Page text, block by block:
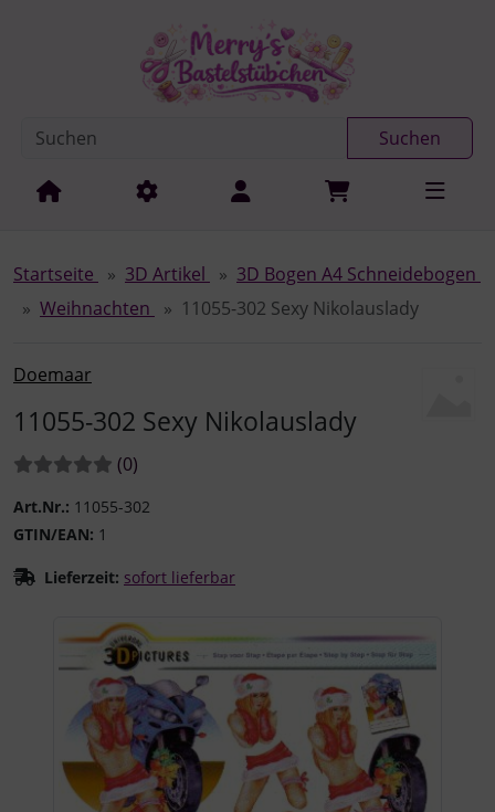
Springe zur Navigation
Suchen
Startseite 3D Artikel
3D Bogen A4 Schneidebogen
Weihnachten
11055-302 Sexy Nikolauslady
Doemaar
11055-302 Sexy Nikolauslady
Bewertungen:
(0Bewertungen
)
Art.Nr.: 11055-302
GTIN/EAN: 1
Lieferzeit: sofort lieferbar
Wenn mehr als ein Produktbild existiert, können Sie die